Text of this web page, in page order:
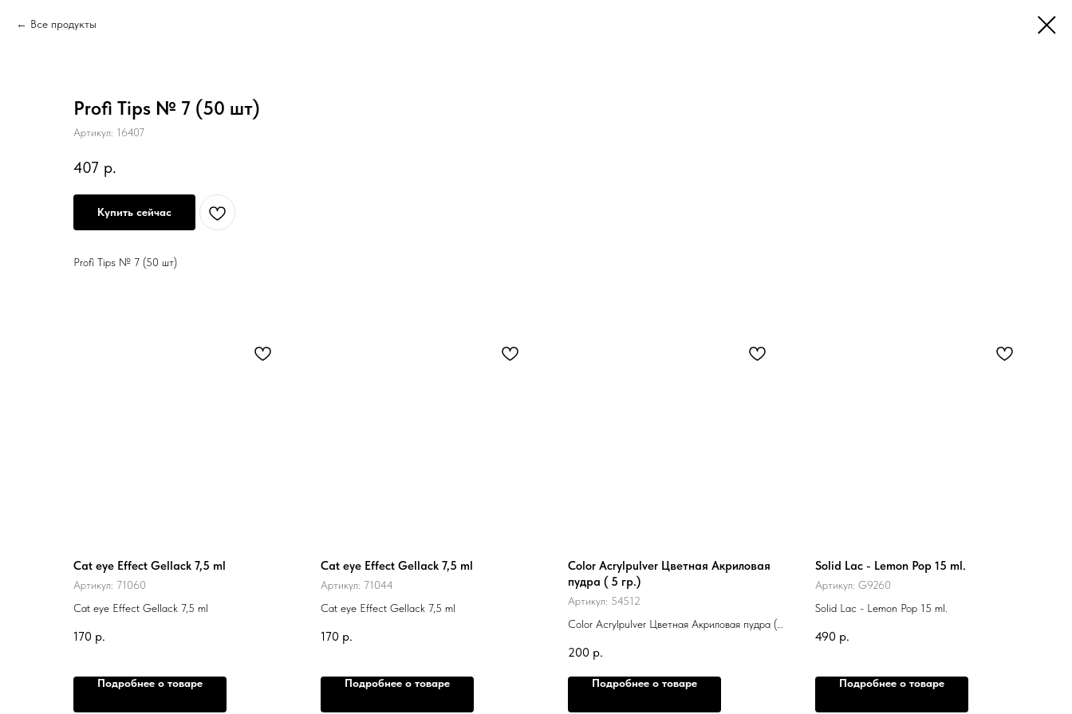
Все продукты
Profi Tips № 7 (50 шт)
Артикул: 16407
407 р.
Купить сейчас
Profi Tips № 7 (50 шт)
Cat eye Effect Gellack 7,5 ml
Артикул: 71060
Cat eye Effect Gellack 7,5 ml
170 р.
Подробнее о товаре
Cat eye Effect Gellack 7,5 ml
Артикул: 71044
Cat eye Effect Gellack 7,5 ml
170 р.
Подробнее о товаре
Color Acrylpulver Цветная Акриловая
пудра ( 5 гр.)
Артикул: 54512
Color Acrylpulver Цветная Акриловая пудра (
200 р.
Подробнее о товаре
Solid Lac - Lemon Pop 15 ml.
Артикул: G9260
Solid Lac - Lemon Pop 15 ml.
490 р.
Подробнее о товаре